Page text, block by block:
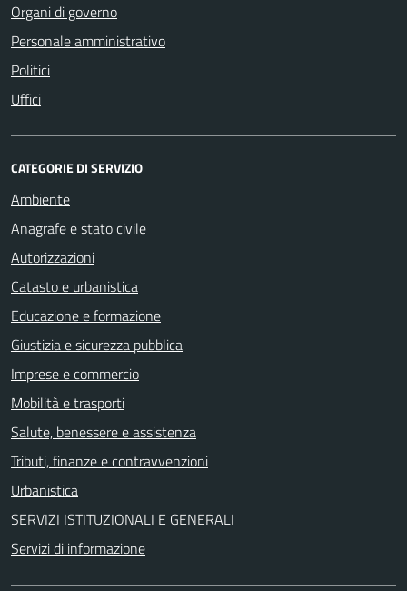
Organi di governo
Personale amministrativo
Politici
Uffici
CATEGORIE DI SERVIZIO
Ambiente
Anagrafe e stato civile
Autorizzazioni
Catasto e urbanistica
Educazione e formazione
Giustizia e sicurezza pubblica
Imprese e commercio
Mobilità e trasporti
Salute, benessere e assistenza
Tributi, finanze e contravvenzioni
Urbanistica
SERVIZI ISTITUZIONALI E GENERALI
Servizi di informazione